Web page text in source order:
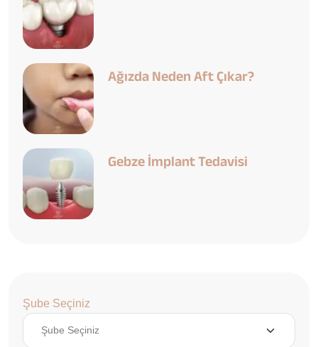
Ağızda Neden Aft Çıkar?
Gebze İmplant Tedavisi
Şube Seçiniz